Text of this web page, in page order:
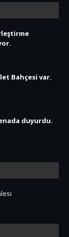
Bahçesi var.
duyurdu.